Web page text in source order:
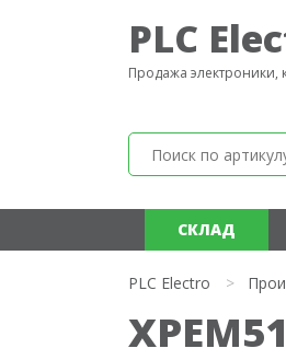
PLC
Продажа электроники,
СКЛАД
PLC Electro >